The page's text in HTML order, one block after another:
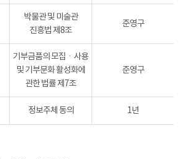
박물관 및 미술관
진흥법 제8조
준영구
기부금품의 모집ㆍ사용
및 기부문화 활성화에
관한 법률 제7조
준영구
정보주체 동의 1년